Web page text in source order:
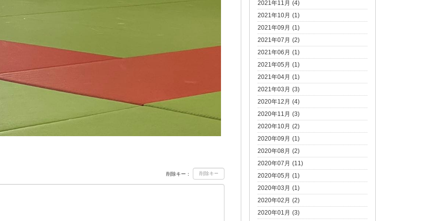
削除キー：
2021年11月 (4)
2021年10月 (1)
2021年09月 (1)
2021年07月 (2)
2021年06月 (1)
2021年05月 (1)
2021年04月 (1)
2021年03月 (3)
2020年12月 (4)
2020年11月 (3)
2020年10月 (2)
2020年09月 (1)
2020年08月 (2)
2020年07月 (11)
2020年05月 (1)
2020年03月 (1)
2020年02月 (2)
2020年01月 (3)